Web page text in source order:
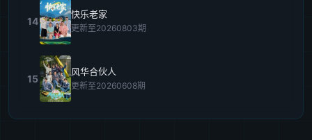
14
快乐老家
更新至20260803期
15
风华合伙人
更新至20260608期